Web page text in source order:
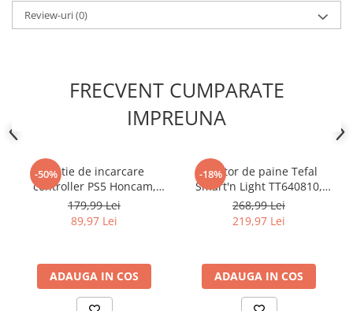
Review-uri(0)
FRECVENT CUMPARATE
IMPREUNA
-50%Statie de incarcare
controller PS5 Honcam,
stand dublu, incarcare
rapida, indicator incarcare,
Alb/Negru
179,99 Lei
89,97 Lei
ADAUGA IN COS
-18%
Prajitor de paine Tefal
Smart'n Light TT640810,
850W, 2 felii, ecran digital,
3 functii dedicate, 7 niveluri
de rumenire, negru
268,99 Lei
219,97 Lei
ADAUGA IN COS